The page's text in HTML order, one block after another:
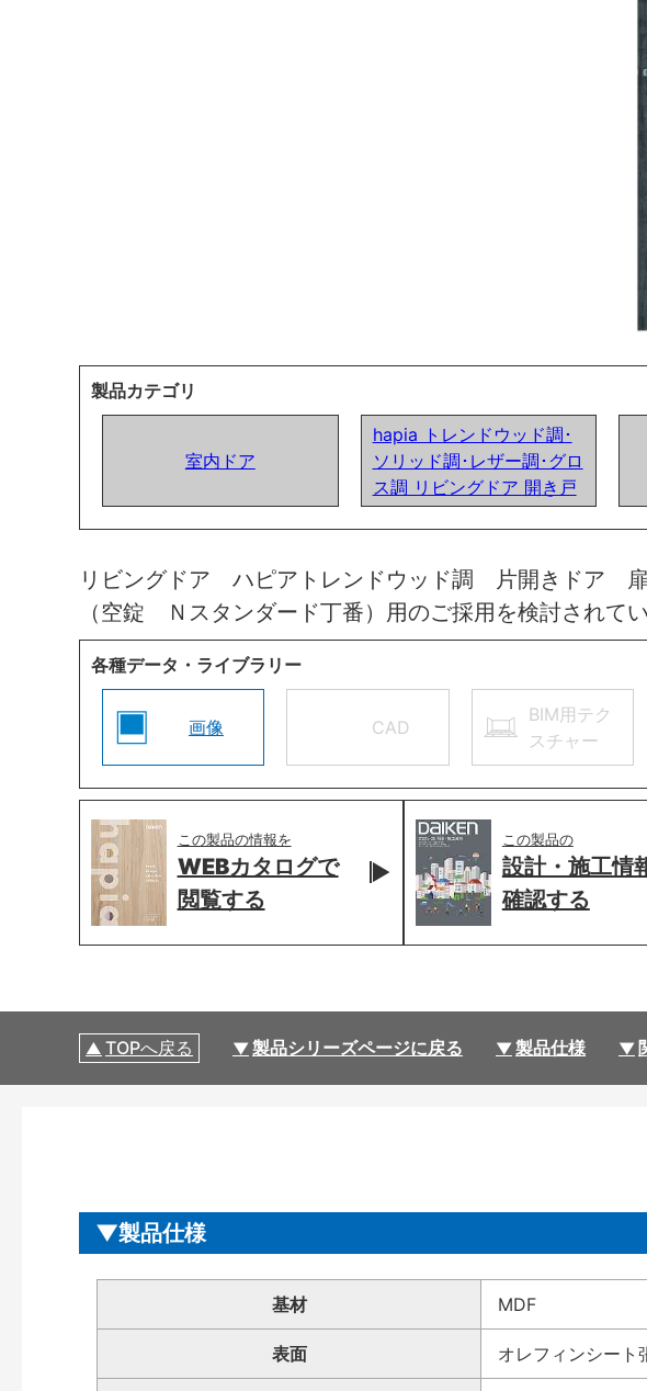
製品カテゴリ
室内ドア
hapia トレンドウッド調･
ソリッド調･レザー調･グロ
ス調 リビングドア 開き戸
リビングドア ハピアトレンドウッド調 片開きド
（空錠 Ｎスタンダード丁番）用のご採用を検討されて
各種データ・ライブラリー
画像 CAD
BIM用テク
スチャー
この製品の情報を
WEBカタログで
閲覧する
この製品の
設計・施工情
確認する
TOPへ戻る 製品シリーズページに戻る 製品仕様
製品仕様
基材 MDF
表面 オレフィンシート